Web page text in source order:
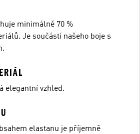
minimálně 70 %
Je součástí našeho boje s
elegantní vzhled.
elastanu je příjemně